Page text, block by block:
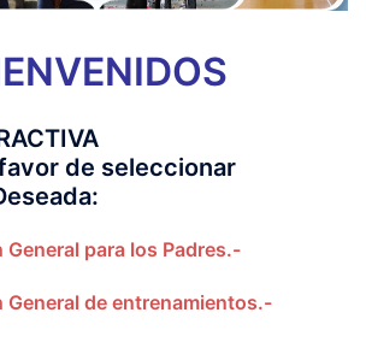
de seleccionar
General para los Padres.-
General de entrenamientos.-